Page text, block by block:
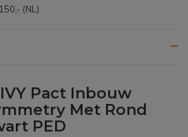
(NL)
Pact Inbouw
Met Rond
PED